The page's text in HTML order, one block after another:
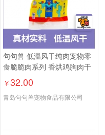
句句兽 低温风干纯肉宠物零
食脆脆肉系列 香烘鸡胸肉干
￥32.00
青岛句句兽宠物食品有限公司